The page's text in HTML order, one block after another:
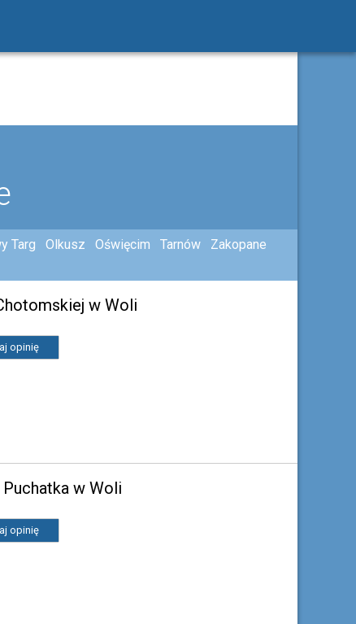
Targ Olkusz Oświęcim Tarnów Zakopane
w Woli
opinię
w Woli
opinię